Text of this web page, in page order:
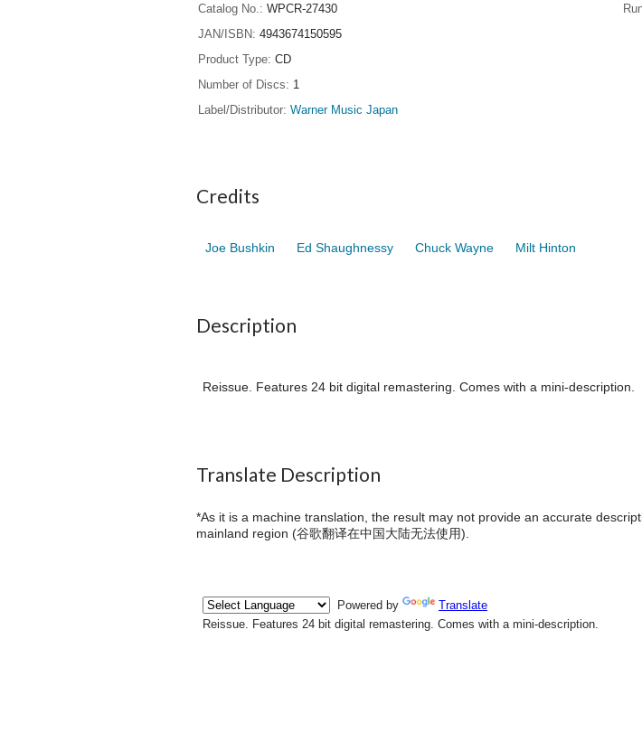
Catalog No.
WPCR-27430
JAN/ISBN
4943674150595
Product Type CD
Number of Discs
1
Label/Distributor Warner Music Japan
Credits
Joe Bushkin Ed Shaughnessy Chuck Wayne Milt Hinton
Description
Reissue. Features 24 bit digital remastering. Comes with a mini-description.
Translate Description
*As it is a machine translation, the result may not provide an accurate
mainland region (谷歌翻译在中国大陆无法使用).